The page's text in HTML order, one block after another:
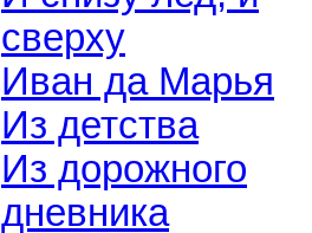
сверху
Иван да Марья
Из детства
Из дорожного
дневника